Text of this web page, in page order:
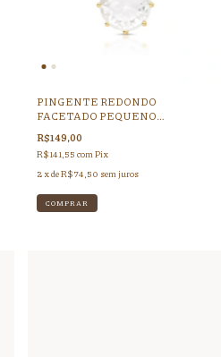
PINGENTE REDONDO
FACETADO PEQUENO
DOURADO - (CORDAO GROSSO -
FECHO CLICK)
R$149,00
R$141,55 com Pix
2 x deR$74,50 sem juros
COMPRAR